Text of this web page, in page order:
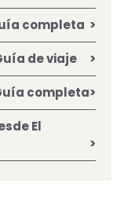
completa
de viaje
completa
El